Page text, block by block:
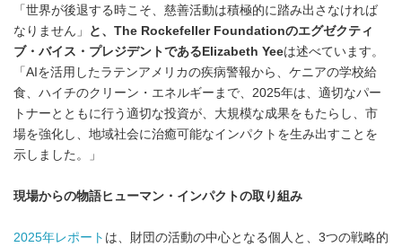
「世界が後退する時こそ、慈善活動は積極的に踏み出さなければ
なりません」
と、 The Rockefeller Foundationのエグゼクティ
ブ・バイス・プレジデントであるElizabeth Yeeは述べています。
「AIを活用したラテンアメリカの疾病警報から、ケニアの学校給
食、ハイチのクリーン・エネルギーまで、2025年は、適切なパー
トナーとともに行う適切な投資が、大規模な成果をもたらし、市
場を強化し、地域社会に治癒可能なインパクトを生み出すことを
示しました。」
現場からの物語ヒューマン・インパクトの取り組み
2025年レポート は、財団の活動の中心となる個人と、3つの戦略的